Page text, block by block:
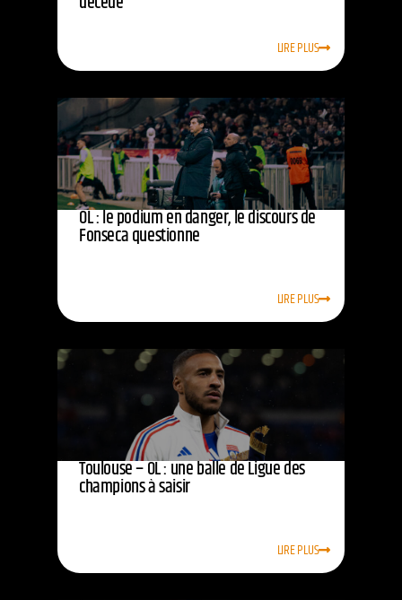
LIRE PLUS
OL : le podium en danger, le discours de
Fonseca questionne
LIRE PLUS
Toulouse – OL : une balle de Ligue des
champions à saisir
LIRE PLUS